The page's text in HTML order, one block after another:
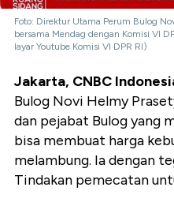
Foto: Direktur Utama Perum Bulog
bersama Mendag dengan Komisi VI
layar Youtube Komisi VI DPR RI)
Jakarta, CNBC
Bulog Novi Helmy
dan pejabat Bulog yang
bisa membuat harga
melambung. Ia dengan
Tindakan pemecatan